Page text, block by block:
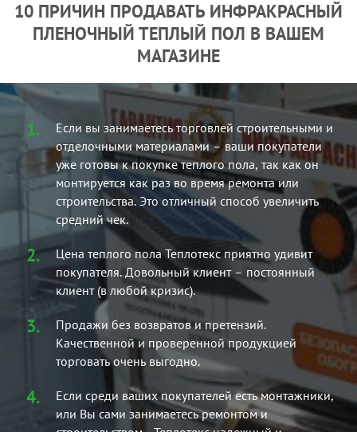
10 ПРИЧИН ПРОДАВАТЬ ИНФРАКРАСНЫЙ
ПЛЕНОЧНЫЙ ТЕПЛЫЙ ПОЛ В ВАШЕМ
МАГАЗИНЕ
Если вы занимаетесь торговлей строительными и
отделочными материалами – ваши покупатели
уже готовы к покупке теплого пола, так как он
монтируется как раз во время ремонта или
строительства. Это отличный способ увеличить
средний чек.
Цена теплого пола Теплотекс приятно удивит
покупателя. Довольный клиент – постоянный
клиент (в любой кризис).
Продажи без возвратов и претензий.
Качественной и проверенной продукцией
торговать очень выгодно.
Если среди ваших покупателей есть монтажники,
или Вы сами занимаетесь ремонтом и